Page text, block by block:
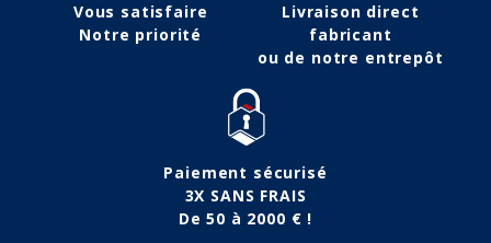
Vous satisfaire
Notre priorité
Livraison direct
fabricant
ou de notre entrepôt
Paiement sécurisé
3X SANS FRAIS
De 50 à 2000 € !